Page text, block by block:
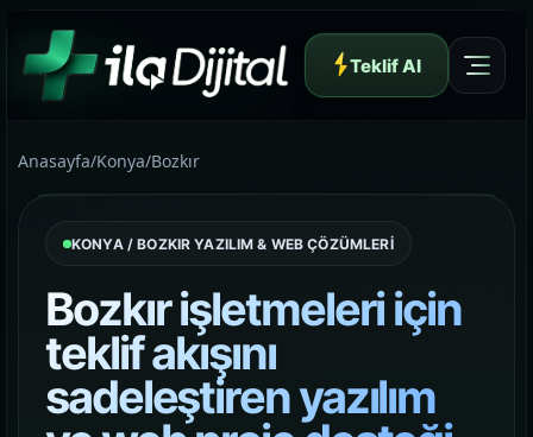
Teklif Al
Müşteri Paneli
Anasayfa/Konya/Bozkır
KONYA / BOZKIR YAZILIM & WEB ÇÖZÜMLERİ
Bozkır işletmeleri için
teklif akışını
sadeleştiren yazılım